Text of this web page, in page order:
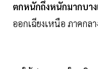
ตกหนักถึงหนักมากบา
ออกเฉียงเหนือ ภาคกล